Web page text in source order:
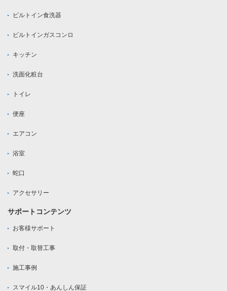
ビルトイン食洗器
ビルトインガスコンロ
キッチン
洗面化粧台
トイレ
便座
エアコン
浴室
蛇口
アクセサリー
サポートコンテンツ
お客様サポート
取付・取替工事
施工事例
スマイル10・あんしん保証